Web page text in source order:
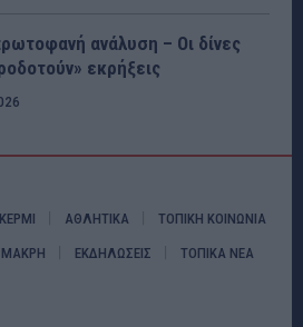
ανάλυση – Οι δίνες
εκρήξεις
ΑΘΛΗΤΙΚΑ ΤΟΠΙΚΗ ΚΟΙΝΩΝΙΑ
ΕΚΔΗΛΩΣΕΙΣ ΤΟΠΙΚΑ ΝΕΑ